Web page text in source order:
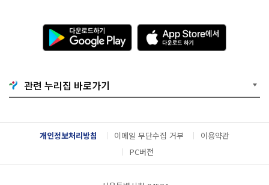
다
운
로
기
G
o
g
l
e
A
p
p
e
서
다
운
관련 누리집 바로가기
개인정보처리방침 이메일 무단수집 거부
이용약관
PC버전